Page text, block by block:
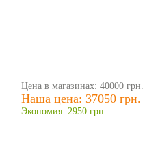
Цена в магазинах: 40000 грн.
Наша цена: 37050 грн.
Экономия: 2950 грн.